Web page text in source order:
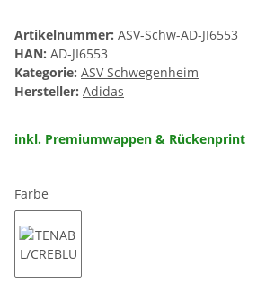
Artikelnummer: ASV-Schw-AD-JI6553
HAN: AD-JI6553
Kategorie: ASV Schwegenheim
Hersteller: Adidas
inkl. Premiumwappen & Rückenprint
Farbe